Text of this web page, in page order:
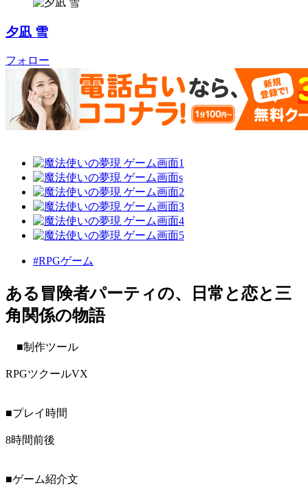
夕凪 雪
フォロー
#RPGゲーム
ある冒険者パーティの、日常と恋と三
角関係の物語
■制作ツール
RPGツクールVX
■プレイ時間
8時間前後
■ゲーム紹介文